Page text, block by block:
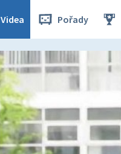
Videa Pořady